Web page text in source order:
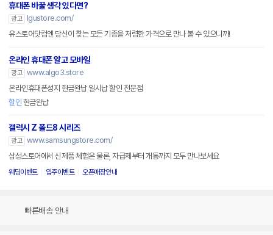
휴대폰 바꿀 생각 있다면?
광고
lgustore.com/
유스토어닷컴엔 당신이 찾는 모든 기종을 저렴한 가격으로 만나 볼 수 있으니까!
온라인 휴대폰 알고 모바일
광고 www.algo3.store
온라인휴대폰성지 현금완납 일시납 할인 전문점
할인 현금완납
갤럭시 Z 폴드8 시리즈
광고 www.samsungstore.com/
삼성스토어에서 신제품 체험은 물론, 자급제부터 개통까지 모두 만나보세요
웨딩이벤트 입주이벤트 오픈매장안내
빠른배송 안내